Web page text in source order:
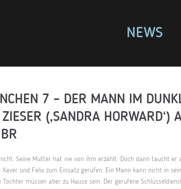
NEWS
7 – DER MANN IM
(‚SANDRA
Seine Mutter hat nie von ihm erzählt. Doch dann taucht er
und Felix zum Einsatz gerufen. Ein Mann kann nicht in
müssen aber zu Hause sein. Der gerufene